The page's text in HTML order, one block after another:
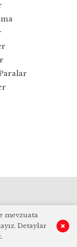
mevzuata
Detaylar